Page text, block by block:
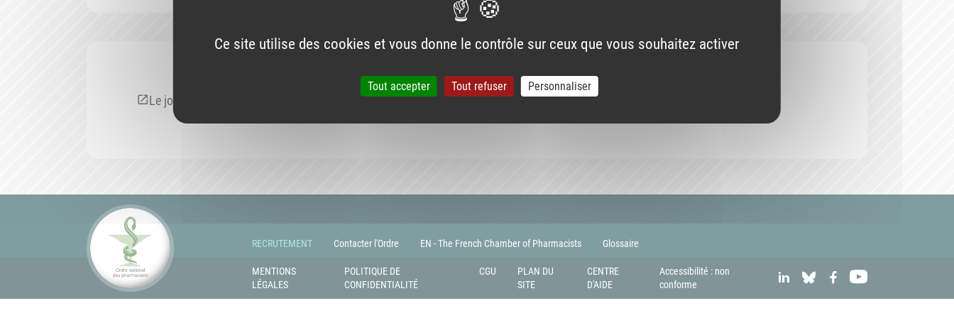
Le journal n°54
RECRUTEMENT Contacter l'Ordre EN - The French Chamber of Pharmacists Glossaire
MENTIONS
LÉGALES
POLITIQUE DE
CONFIDENTIALITÉ
CGU
PLAN DU
SITE
CENTRE
D'AIDE
Accessibilité : non
conforme
LINKEDIN
BLUESKYFACEBOOK
Ce site utilise des cookies et vous donne le contrôle sur ceux que vous souhaitez activer
Tout accepter Tout refuser Personnaliser